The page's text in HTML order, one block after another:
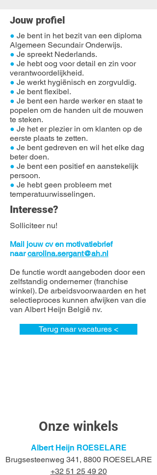
Jouw profiel
● Je bent in het bezit van een diploma
Algemeen Secundair Onderwijs.
● Je spreekt Nederlands.
● Je hebt oog voor detail en zin voor
verantwoordelijkheid.
● Je werkt hygiënisch en zorgvuldig.
● Je bent flexibel.
● Je bent een harde werker en staat te
popelen om de handen uit de mouwen
te steken.
● Je het er plezier in om klanten op de
eerste plaats te zetten.
● Je bent gedreven en wil het elke dag
beter doen.
● Je bent een positief en aanstekelijk
persoon.
● Je hebt geen probleem met
temperatuurwisselingen.
Interesse?
Solliciteer nu!
Mail jouw cv en motivatiebrief
naarcarolina.sergant@ah.nl
De functie wordt aangeboden door een
zelfstandig ondernemer (franchise
winkel). De arbeidsvoorwaarden en het
selectieproces kunnen afwijken van die
van Albert Heijn België nv.
Terug naar vacatures <
Onze winkels
Albert Heijn ROESELARE
Brugsesteenweg 341, 8800 ROESELARE
+32 51 25 49 20